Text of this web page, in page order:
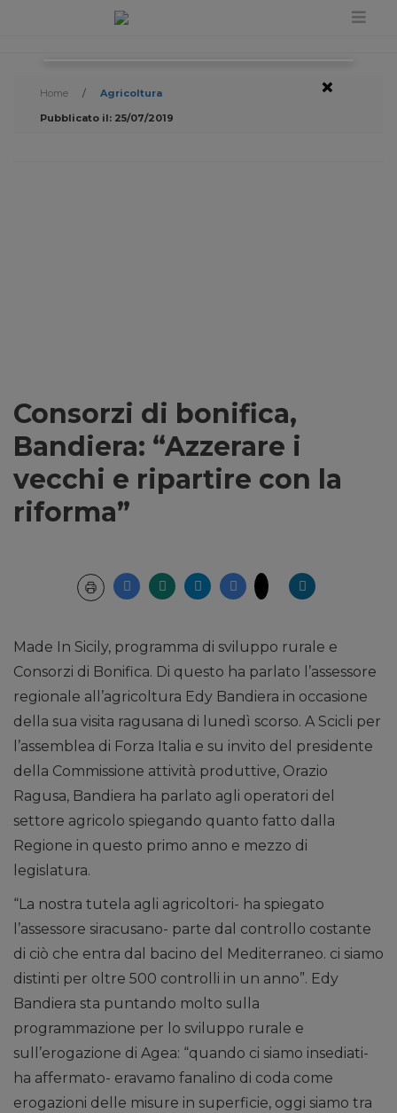
Home /
Agricoltura
Pubblicato il: 25/07/2019
Consorzi di bonifica,
Bandiera: “Azzerare i
vecchi e ripartire con la
riforma”
Made In Sicily, programma di sviluppo rurale e
Consorzi di Bonifica. Di questo ha parlato l’assessore
regionale all’agricoltura Edy Bandiera in occasione
della sua visita ragusana di lunedì scorso. A Scicli per
l’assemblea di Forza Italia e su invito del presidente
della Commissione attività produttive, Orazio
Ragusa, Bandiera ha parlato agli operatori del
settore agricolo spiegando quanto fatto dalla
Regione in questo primo anno e mezzo di
legislatura.
“La nostra tutela agli agricoltori- ha spiegato
l’assessore siracusano- parte dal controllo costante
di ciò che entra dal bacino del Mediterraneo. ci siamo
distinti per oltre 500 controlli in un anno”. Edy
Bandiera sta puntando molto sulla
programmazione per lo sviluppo rurale e
sull’erogazione di Agea: “quando ci siamo insediati-
ha affermato- eravamo fanalino di coda come
erogazioni delle misure in superficie, oggi siamo tra
×